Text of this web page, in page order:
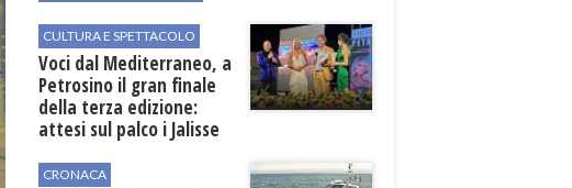
CULTURA E SPETTACOLO
Voci dal Mediterraneo, a
Petrosino il gran finale
della terza edizione:
attesi sul palco i Jalisse
CRONACA